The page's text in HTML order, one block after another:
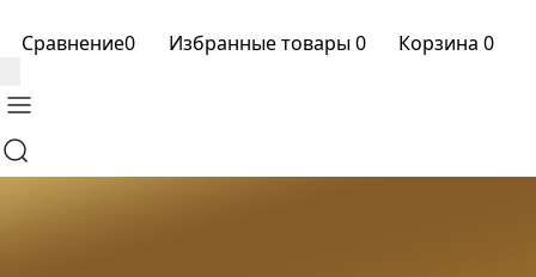
Сравнение0 Избранные товары0 Корзина 0